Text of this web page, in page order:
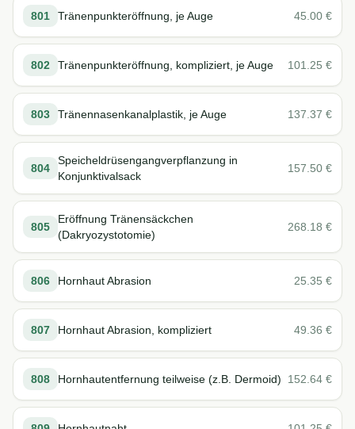
801 Tränenpunkteröffnung, je Auge 45.00 €
802 Tränenpunkteröffnung, kompliziert, je Auge 101.25 €
803 Tränennasenkanalplastik, je Auge 137.37 €
804
Speicheldrüsengangverpflanzung in
Konjunktivalsack
157.50 €
805
Eröffnung Tränensäckchen
(Dakryozystotomie)
268.18 €
806 Hornhaut Abrasion 25.35 €
807 Hornhaut Abrasion, kompliziert 49.36 €
808 Hornhautentfernung teilweise (z.B. Dermoid) 152.64 €